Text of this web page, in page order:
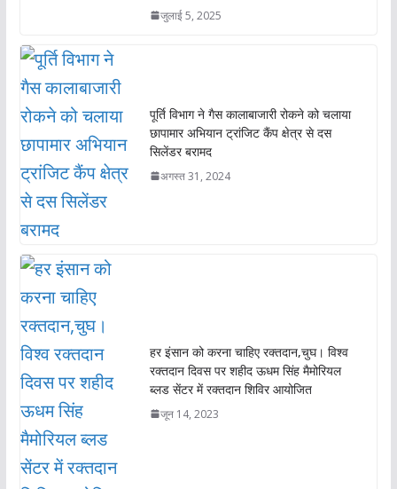
जुलाई 5, 2025
पूर्ति विभाग ने गैस कालाबाजारी रोकने को चलाया
छापामार अभियान ट्रांजिट कैंप क्षेत्र से दस
सिलेंडर बरामद
अगस्त 31, 2024
हर इंसान को करना चाहिए रक्तदान,चुघ। विश्व
रक्तदान दिवस पर शहीद ऊधम सिंह मैमोरियल
ब्लड सेंटर में रक्तदान शिविर आयोजित
जून 14, 2023